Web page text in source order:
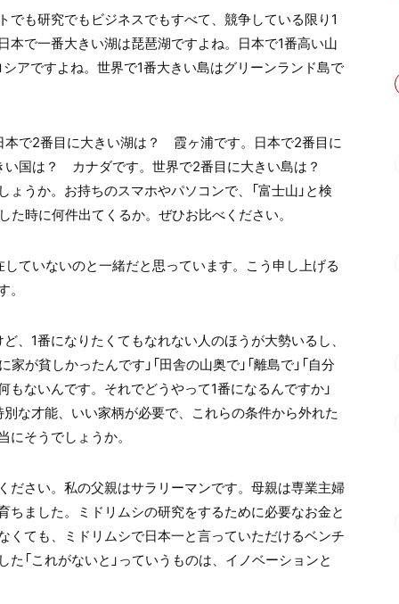
も研究でもビジネスでもすべて、競争している限り1
本で一番大きい湖は琵琶湖ですよね。日本で1番高い山
アですよね。世界で1番大きい島はグリーンランド島で
で2番目に大きい湖は？ 霞ヶ浦です。日本で2番目に
国は？ カナダです。世界で2番目に大きい島は？
うか。お持ちのスマホやパソコンで、「富士山」と検
た時に何件出てくるか。ぜひお比べください。
ていないのと一緒だと思っています。こう申し上げる
、1番になりたくてもなれない人のほうが大勢いるし、
が貧しかったんです」「田舎の山奥で」「離島で」「自分
ないんです。それでどうやって1番になるんですか」
な才能、いい家柄が必要で、これらの条件から外れた
にそうでしょうか。
ださい。私の父親はサラリーマンです。母親は専業主婦
ました。ミドリムシの研究をするために必要なお金と
くても、ミドリムシで日本一と言っていただけるベンチ
「これがないと」っていうものは、イノベーションと